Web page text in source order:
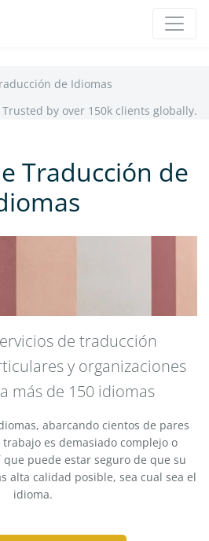
de Idiomas
Trusted by over 150k clients globally.
Traducción de
de traducción
y organizaciones
más de 150 idiomas
abarcando cientos de pares
es demasiado complejo o
puede estar seguro de que su
alta calidad posible, sea cual sea el
idioma.